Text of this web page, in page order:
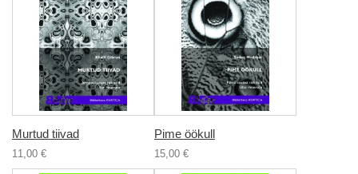
Murtud tiivad
11,00 €
Pime öökull
15,00 €